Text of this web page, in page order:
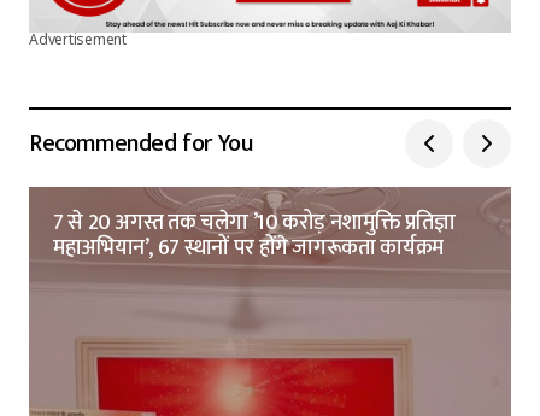
Advertisement
Recommended for You
7 से 20 अगस्त तक चलेगा ’10 करोड़ नशामुक्ति प्रतिज्ञा
महाअभियान’, 67 स्थानों पर होंगे जागरूकता कार्यक्रम